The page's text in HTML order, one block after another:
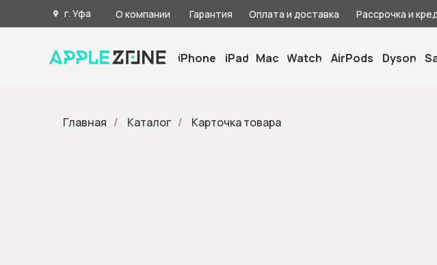
О компании Гарантия Оплата и доставка Рассрочка и
iPhone iPad Mac Watch AirPods
г. Уфа
Dyson
Главная / Каталог / Карточка товара